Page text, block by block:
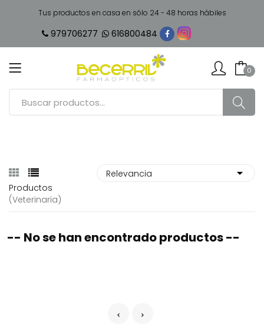
Tus productos en casa en sólo 24 - 48 horas hábiles
979706277 616800484
0
Productos
(veterinaria)
-- No se han encontrado productos --